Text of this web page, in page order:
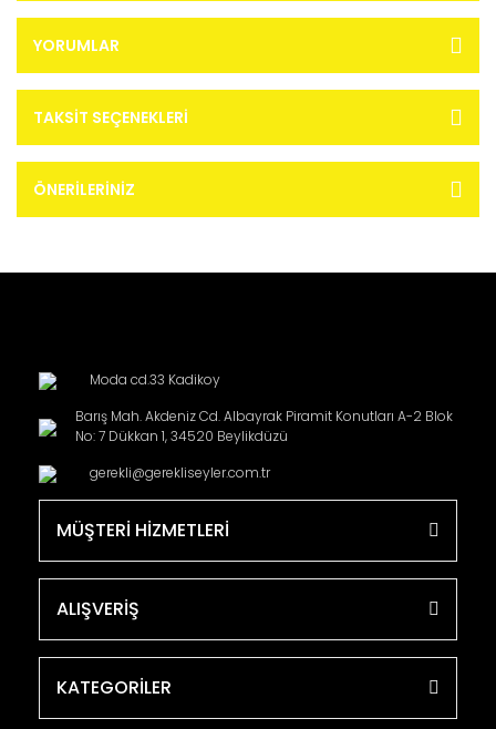
YORUMLAR
TAKSIT SEÇENEKLERI
ÖNERILERINIZ
Moda cd.33 Kadikoy
Barış Mah. Akdeniz Cd. Albayrak Piramit Konutları A-2 Blok
No: 7 Dükkan 1, 34520 Beylikdüzü
gerekli@gerekliseyler.com.tr
MÜŞTERİ HİZMETLERİ
ALIŞVERİŞ
KATEGORİLER